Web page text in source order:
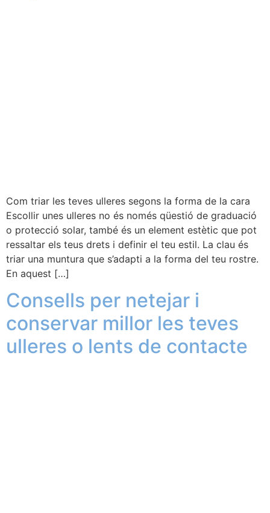
Com triar les teves ulleres segons la forma de la cara
Escollir unes ulleres no és només qüestió de graduació
o protecció solar, també és un element estètic que pot
ressaltar els teus drets i definir el teu estil. La clau és
triar una muntura que s’adapti a la forma del teu rostre.
En aquest […]
Consells per netejar i
conservar millor les teves
ulleres o lents de contacte